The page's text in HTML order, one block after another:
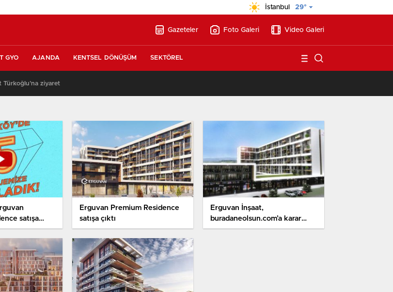
İstanbul 29°
Gazeteler Foto Galeri Video Galeri
GYO AJANDA KENTSEL DÖNÜŞÜM SEKTÖREL
Türkoğlu’na ziyaret
satışa
Erguvan Premium Residence
satışa çıktı
Erguvan İnşaat,
buradaneolsun.com’a karar
verdi